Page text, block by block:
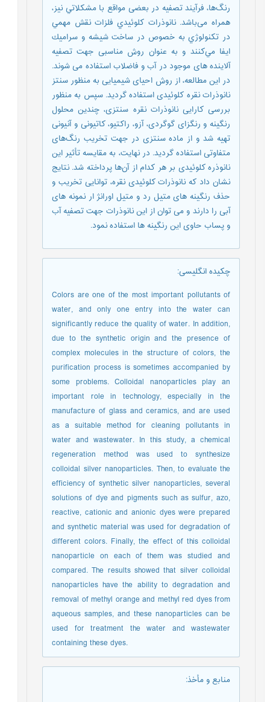
رنگ‌ها، فرآيند تصفيه در بعضی مواقع با مشكلاتي نیز،
همراه می‌باشد. نانوذرات كلوئيدي فلزات نقش مهمي
در تكنولوژي به خصوص در ساخت شيشه و سراميك
ايفا مي‌كنند و به عنوان روش مناسبی جهت تصفیه
آلاینده های موجود در آب و فاضلاب استفاده می شوند.
در این مطالعه، از روش احیای شیمیایی به منظور سنتز
نانو‌ذرات نقره کلوئیدی استفاده گردید. سپس به منظور
بررسی کارایی نانوذرات نقره سنتزی، چندین محلول
رنگینه و رنگزای گوگردی، آزو، راکتیو، کاتیونی و آنیونی
تهیه شد و از ماده سنتزی در جهت تخریب رنگ‌های
متفاوتی استفاده گردید. در نهایت، به مقایسه تأثیر این
نانو‌ذره کلوئیدی بر هر کدام از آن‌ها پرداخته شد. نتایج
نشان داد که نانوذرات کلوئیدی نقره، توانایی تخریب و
حذف رنگینه های متیل رد و متیل اورانژ ار نمونه های
آبی را دارند و می توان از این نانوذرات جهت تصفیه آب
و پساب حاوی این رنگینه ها استفاده نمود.
چکیده انگلیسی:
Colors are one of the most important pollutants of
water, and only one entry into the water can
significantly reduce the quality of water. In addition,
due to the synthetic origin and the presence of
complex molecules in the structure of colors, the
purification process is sometimes accompanied by
some problems. Colloidal nanoparticles play an
important role in technology, especially in the
manufacture of glass and ceramics, and are used
as a suitable method for cleaning pollutants in
water and wastewater. In this study, a chemical
regeneration method was used to synthesize
colloidal silver nanoparticles. Then, to evaluate the
efficiency of synthetic silver nanoparticles, several
solutions of dye and pigments such as sulfur, azo,
reactive, cationic and anionic dyes were prepared
and synthetic material was used for degradation of
different colors. Finally, the effect of this colloidal
nanoparticle on each of them was studied and
compared. The results showed that silver colloidal
nanoparticles have the ability to degradation and
removal of methyl orange and methyl red dyes from
aqueous samples, and these nanoparticles can be
used for treatment the water and wastewater
containing these dyes.
منابع و مأخذ: